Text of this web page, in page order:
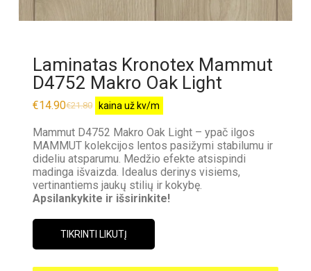
Laminatas Kronotex Mammut
D4752 Makro Oak Light
€21.80
€14.90 kaina už kv/m
Mammut D4752 Makro Oak Light – ypač ilgos
MAMMUT kolekcijos lentos pasižymi stabilumu ir
dideliu atsparumu. Medžio efekte atsispindi
madinga išvaizda. Idealus derinys visiems,
vertinantiems jaukų stilių ir kokybę.
Apsilankykite ir išsirinkite!
TIKRINTI LIKUTĮ